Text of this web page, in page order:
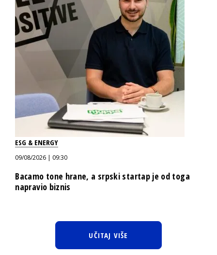
ESG & ENERGY
09/08/2026 | 09:30
Bacamo tone hrane, a srpski startap je od toga
napravio biznis
UČITAJ VIŠE